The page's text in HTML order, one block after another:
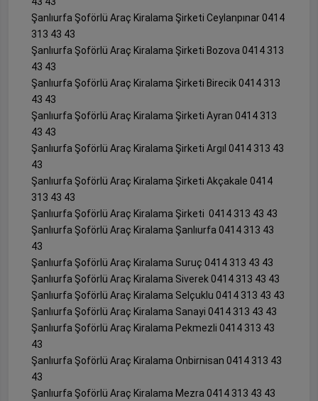
Şanlıurfa Şoförlü Araç Kiralama Şirketi Ceylanpınar 0414
313 43 43
Şanlıurfa Şoförlü Araç Kiralama Şirketi Bozova 0414 313
43 43
Şanlıurfa Şoförlü Araç Kiralama Şirketi Birecik 0414 313
43 43
Şanlıurfa Şoförlü Araç Kiralama Şirketi Ayran 0414 313
43 43
Şanlıurfa Şoförlü Araç Kiralama Şirketi Argıl 0414 313 43
43
Şanlıurfa Şoförlü Araç Kiralama Şirketi Akçakale 0414
313 43 43
Şanlıurfa Şoförlü Araç Kiralama Şirketi 0414 313 43 43
Şanlıurfa Şoförlü Araç Kiralama Şanlıurfa 0414 313 43
43
Şanlıurfa Şoförlü Araç Kiralama Suruç 0414 313 43 43
Şanlıurfa Şoförlü Araç Kiralama Siverek 0414 313 43 43
Şanlıurfa Şoförlü Araç Kiralama Selçuklu 0414 313 43 43
Şanlıurfa Şoförlü Araç Kiralama Sanayi 0414 313 43 43
Şanlıurfa Şoförlü Araç Kiralama Pekmezli 0414 313 43
43
Şanlıurfa Şoförlü Araç Kiralama Onbirnisan 0414 313 43
43
Şanlıurfa Şoförlü Araç Kiralama Mezra 0414 313 43 43